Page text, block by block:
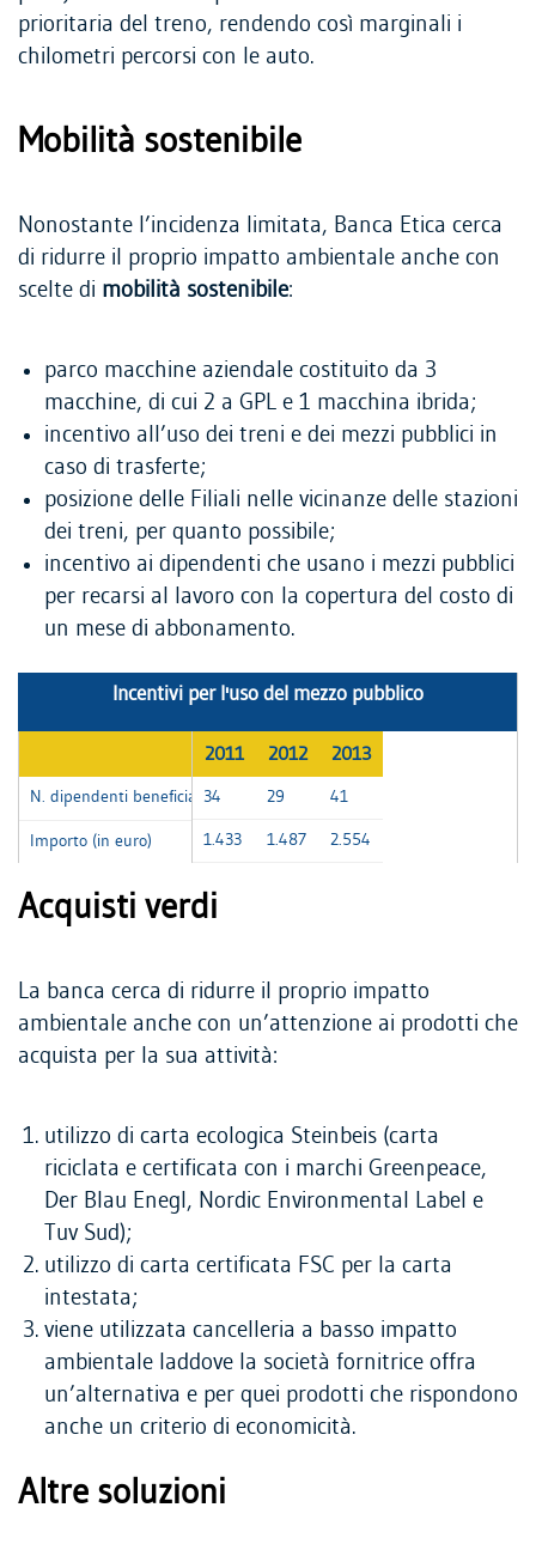
prioritaria del treno, rendendo così marginali i
chilometri percorsi con le auto.
Mobilità sostenibile
Nonostante l’incidenza limitata, Banca Etica cerca
di ridurre il proprio impatto ambientale anche con
scelte di mobilità sostenibile:
parco macchine aziendale costituito da 3
macchine, di cui 2 a GPL e 1 macchina ibrida;
incentivo all’uso dei treni e dei mezzi pubblici in
caso di trasferte;
posizione delle Filiali nelle vicinanze delle stazioni
dei treni, per quanto possibile;
incentivo ai dipendenti che usano i mezzi pubblici
per recarsi al lavoro con la copertura del costo di
un mese di abbonamento.
Incentivi per l'uso del mezzo pubblico
2011 2012 2013
34 29 41
1.433 1.487 2.554
N. dipendenti beneficiari
Importo (in euro)
Acquisti verdi
La banca cerca di ridurre il proprio impatto
ambientale anche con un’attenzione ai prodotti che
acquista per la sua attività:
utilizzo di carta ecologica Steinbeis (carta
riciclata e certificata con i marchi Greenpeace,
Der Blau Enegl, Nordic Environmental Label e
Tuv Sud);
utilizzo di carta certificata FSC per la carta
intestata;
viene utilizzata cancelleria a basso impatto
ambientale laddove la società fornitrice offra
un’alternativa e per quei prodotti che rispondono
anche un criterio di economicità.
Altre soluzioni